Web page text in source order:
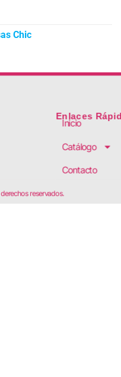
Chic
Enlaces
Inicio
Catálogo
Contacto
reservados.